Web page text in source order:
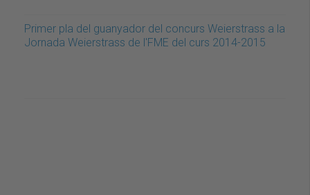
Primer pla del guanyador del concurs Weierstrass a la
Jornada Weierstrass de l'FME del curs 2014-2015